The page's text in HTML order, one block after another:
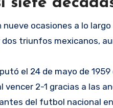
ocasiones a lo
triunfos mexicanos,
el 24 de mayo de 1959
vencer 2-1 gracias a las
del futbol nacional